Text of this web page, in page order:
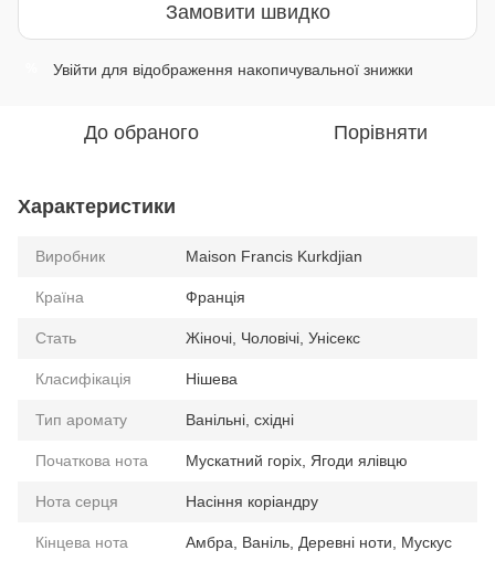
Замовити швидко
Увійти для відображення накопичувальної знижки
До обраного Порівняти
Характеристики
Виробник Maison Francis Kurkdjian
Країна Франція
Стать Жіночі, Чоловічі, Унісекс
Класифікація Нішева
Тип аромату Ванільні, східні
Початкова нота Мускатний горіх, Ягоди ялівцю
Нота серця Насіння коріандру
Кінцева нота Амбра, Ваніль, Деревні ноти, Мускус